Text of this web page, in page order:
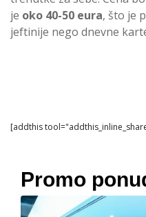
je oko 40-50 eura, što je
jeftinije nego dnevne
[addthis
Promo